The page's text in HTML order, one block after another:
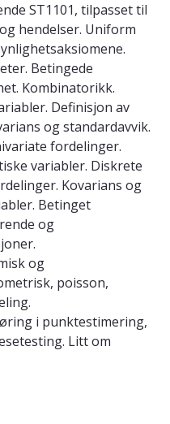
ST1101, tilpasset til
hendelser. Uniform
Betingede
Kombinatorikk.
Definisjon av
og standardavvik.
fordelinger.
variabler. Diskrete
Kovarians og
Betinget
og
og
poisson,
i punktestimering,
Litt om